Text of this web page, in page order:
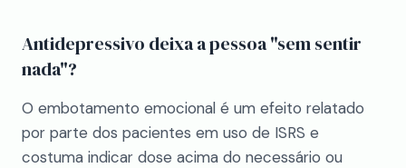
Antidepressivo deixa a pessoa "sem sentir
nada"?
O embotamento emocional é um efeito relatado
por parte dos pacientes em uso de ISRS e
costuma indicar dose acima do necessário ou